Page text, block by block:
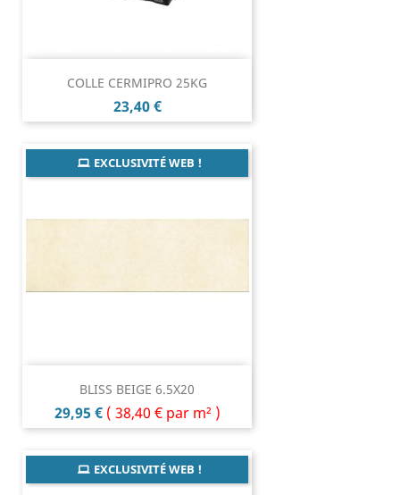
COLLE CERMIPRO 25KG
Prix
23,40 €
BLISS BEIGE 6.5X20
Prix
29,95 € ( 38,40 € par m² )
EXCLUSIVITÉ WEB !
EXCLUSIVITÉ WEB !